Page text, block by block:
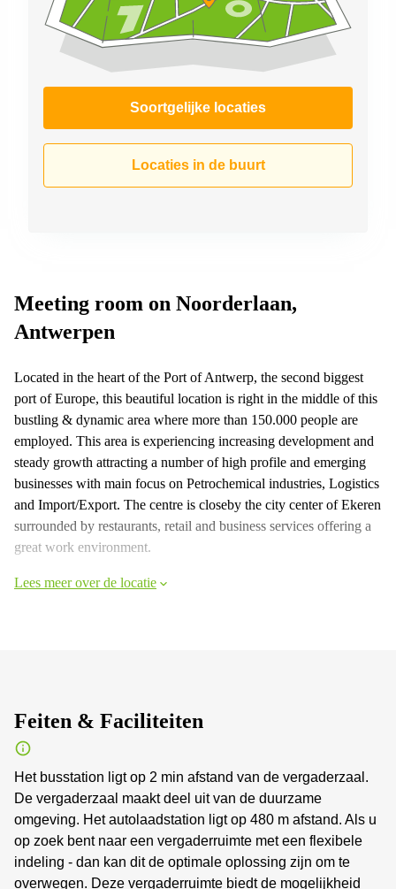
Soortgelijke locaties
Locaties in de buurt
Meeting room on Noorderlaan,
Antwerpen
Located in the heart of the Port of Antwerp, the second biggest
port of Europe, this beautiful location is right in the middle of this
bustling & dynamic area where more than 150.000 people are
employed. This area is experiencing increasing development and
steady growth attracting a number of high profile and emerging
businesses with main focus on Petrochemical industries, Logistics
and Import/Export. The centre is closeby the city center of Ekeren
surrounded by restaurants, retail and business services offering a
great work environment.
Lees meer over de locatie
Feiten & Faciliteiten
Het busstation ligt op 2 min afstand van de vergaderzaal.
De vergaderzaal maakt deel uit van de duurzame
omgeving. Het autolaadstation ligt op 480 m afstand. Als u
op zoek bent naar een vergaderruimte met een flexibele
indeling - dan kan dit de optimale oplossing zijn om te
overwegen. Deze vergaderruimte biedt de mogelijkheid